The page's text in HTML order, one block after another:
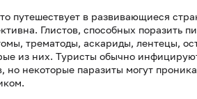
путешествует в развивающиеся
Глистов, способных поразить
трематоды, аскариды, лентецы,
из них. Туристы обычно
некоторые паразиты могут